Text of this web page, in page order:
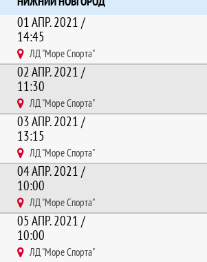
01 АПР. 2021 /
14:45
ЛД "Море Спорта"
02 АПР. 2021 /
11:30
ЛД "Море Спорта"
03 АПР. 2021 /
13:15
ЛД "Море Спорта"
04 АПР. 2021 /
10:00
ЛД "Море Спорта"
05 АПР. 2021 /
10:00
ЛД "Море Спорта"